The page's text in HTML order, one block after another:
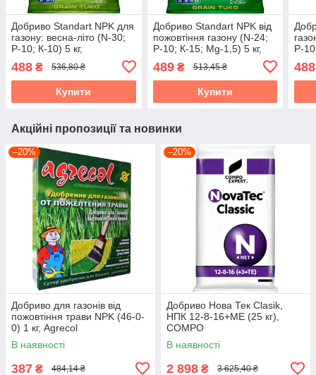
Добриво Standart NPK для
газону: весна-літо (N-30;
Р-10; К-10) 5 кг,
488 ₴ 536,80 ₴
Купити
Добриво Standart NPK від
пожовтіння газону (N-24;
Р-10; К-15; Mg-1,5) 5 кг,
489₴ 513,45 ₴
Купити
Р-
488
Акційні пропозиції та новинки
–20%
Добриво для газонів від
пожовтіння трави NPK (46-0-
0) 1 кг, Agrecol
В наявності
387 ₴ 484,14 ₴
–20%
Добриво Нова Тек Clasik,
НПК 12-8-16+МЕ (25 кг),
COMPO
В наявності
2 898 ₴ 3 625,40 ₴